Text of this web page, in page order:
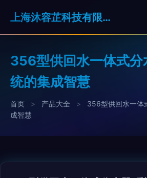
上海沐容芷科技有限公司
356型供回水一体式分
统的集成智慧
首页 > 产品大全 >
356型供回水一体
成智慧